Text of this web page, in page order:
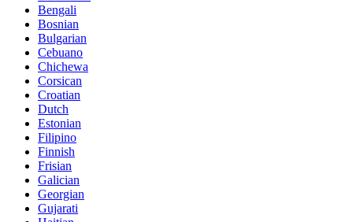
Bengali
Bosnian
Bulgarian
Cebuano
Chichewa
Corsican
Croatian
Dutch
Estonian
Filipino
Finnish
Frisian
Galician
Georgian
Gujarati